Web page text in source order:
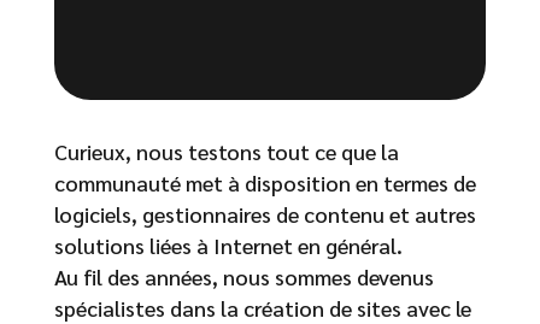
Curieux, nous testons tout ce que la
communauté met à disposition en termes de
logiciels, gestionnaires de contenu et autres
solutions liées à Internet en général.
Au fil des années, nous sommes devenus
spécialistes dans la création de sites avec le